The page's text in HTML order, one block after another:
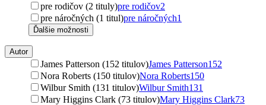
pre rodičov (2 tituly)pre rodičov2
pre náročných (1 titul)pre náročných1
Ďalšie možnosti
Autor
James Patterson (152 titulov)James Patterson152
Nora Roberts (150 titulov)Nora Roberts150
Wilbur Smith (131 titulov)Wilbur Smith131
Mary Higgins Clark (73 titulov)Mary Higgins Clark73